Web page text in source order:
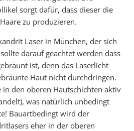
sorgt dafür, dass dieser die
zu produzieren.
Laser in München, der sich
darauf geachtet werden dass
ist, denn das Laserlicht
Haut nicht durchdringen.
in den oberen Hautschichten aktiv
was natürlich unbedingt
Bauartbedingt wird der
eher in der oberen